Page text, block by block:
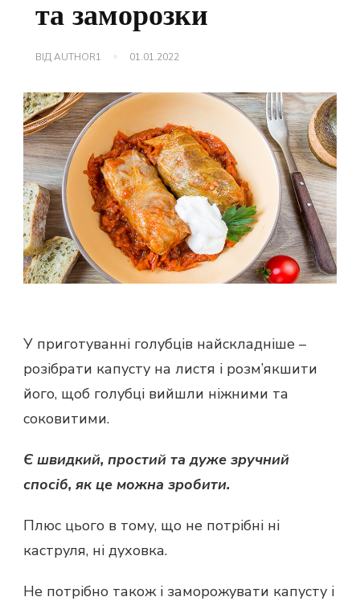
та заморозки
ВІДAUTHOR1 01.01.2022
У приготуванні голубців найскладніше –
розібрати капусту на листя і розм’якшити
його, щоб голубці вийшли ніжними та
соковитими.
Є швидкий, простий та дуже зручний
спосіб, як це можна зробити.
Плюс цього в тому, що не потрібні ні
каструля, ні духовка.
Не потрібно також і заморожувати капусту і